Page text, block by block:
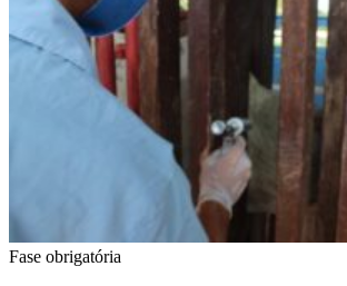
Fase obrigatória